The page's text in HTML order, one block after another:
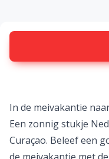
In de meivakantie
Een zonnig stukje
Curaçao. Beleef een